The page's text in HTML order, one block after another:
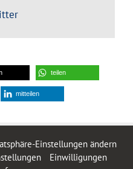
teilen
mitteilen
Einstellungen ändern
Einwilligungen